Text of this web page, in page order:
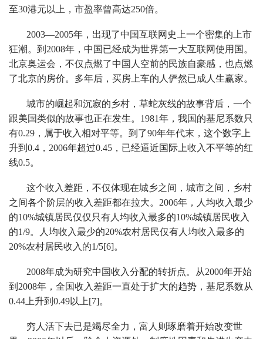
至30港元以上，市盈率曾高达250倍。
2003—2005年，出现了中国互联网史上一个密集的上市
狂潮。到2008年，中国已经成为世界第一大互联网使用国。
北京奥运会，不仅点燃了中国人空前的民族自豪感，也点燃
了北京的房价。多年后，买房上车的人俨然已成人生赢家。
城市的崛起和沉寂的乡村，草蛇灰线的故事背后，一个
跟美国类似的故事也正在发生。1981年，我国的基尼系数只
有0.29，属于收入相对平等。到了90年年代末，这个数字上
升到0.4，2006年超过0.45，已经逼近国际上收入不平等的红
线0.5。
这个收入差距，不仅体现在城乡之间，城市之间，乡村
之间各个阶层的收入差距都在拉大。2006年，人均收入最少
的10%城镇居民仅仅只有人均收入最多的10%城镇居民收入
的1/9。人均收入最少的20%农村居民仅有人均收入最多的
20%农村居民收入的1/5[6]。
2008年成为研究中国收入分配的转折点。从2000年开始
到2008年，全国收入差距一直处于扩大的趋势，基尼系数从
0.44上升到0.49以上[7]。
穷人活下去已是竭尽全力，富人则琢磨着开始改变世